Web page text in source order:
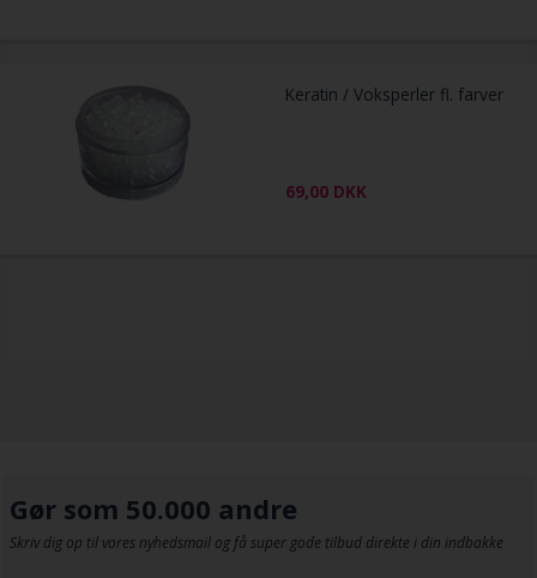
Keratin / Voksperler fl. farver
69,00 DKK
Gør som 50.000 andre
Skriv dig op til vores nyhedsmail og få super gode tilbud direkte i din indbakke